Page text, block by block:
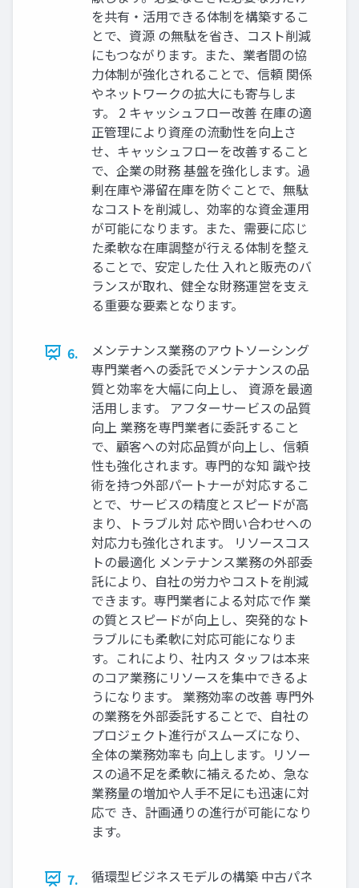
を共有・活用できる体制を構築するこ
とで、資源 の無駄を省き、コスト削減
にもつながります。また、業者間の協
力体制が強化されることで、信頼 関係
やネットワークの拡大にも寄与しま
す。 2 キャッシュフロー改善 在庫の適
正管理により資産の流動性を向上さ
せ、キャッシュフローを改善すること
で、企業の財務 基盤を強化します。過
剰在庫や滞留在庫を防ぐことで、無駄
なコストを削減し、効率的な資金運用
が可能になります。また、需要に応じ
た柔軟な在庫調整が行える体制を整え
ることで、安定した仕 入れと販売のバ
ランスが取れ、健全な財務運営を支え
る重要な要素となります。
6.
メンテナンス業務のアウトソーシング
専門業者への委託でメンテナンスの品
質と効率を大幅に向上し、 資源を最適
活用します。 アフターサービスの品質
向上 業務を専門業者に委託すること
で、顧客への対応品質が向上し、信頼
性も強化されます。専門的な知 識や技
術を持つ外部パートナーが対応するこ
とで、サービスの精度とスピードが高
まり、トラブル対 応や問い合わせへの
対応力も強化されます。 リソースコス
トの最適化 メンテナンス業務の外部委
託により、自社の労力やコストを削減
できます。専門業者による対応で作 業
の質とスピードが向上し、突発的なト
ラブルにも柔軟に対応可能になりま
す。これにより、社内ス タッフは本来
のコア業務にリソースを集中できるよ
うになります。 業務効率の改善 専門外
の業務を外部委託することで、自社の
プロジェクト進行がスムーズになり、
全体の業務効率も 向上します。リソー
スの過不足を柔軟に補えるため、急な
業務量の増加や人手不足にも迅速に対
応で き、計画通りの進行が可能になり
ます。
7.
循環型ビジネスモデルの構築 中古パネ